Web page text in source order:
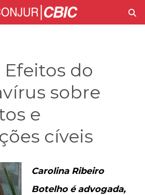
do
sobre
e
cíveis
Carolina Ribeiro
Botelho é advogada,